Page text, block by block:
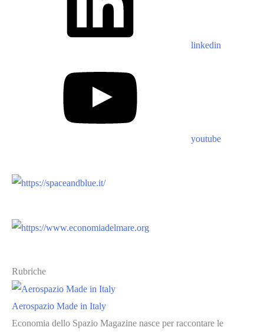
linkedin
youtube
Rubriche
Aerospazio Made in Italy
Economia dello Spazio Magazine nasce per raccontare le